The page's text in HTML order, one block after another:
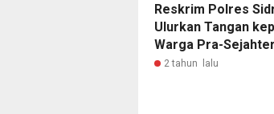
Reskrim Polres
Ulurkan Tangan
Warga Pra-
2 tahun lalu